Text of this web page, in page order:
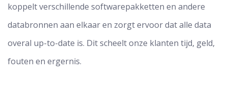
koppelt verschillende softwarepakketten en andere
databronnen aan elkaar en zorgt ervoor dat alle data
overal up-to-date is. Dit scheelt onze klanten tijd, geld,
fouten en ergernis.